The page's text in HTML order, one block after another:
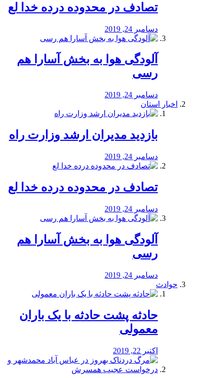
تصادف در محدوده درده خدا لع
دسامبر 24, 2019
آلودگی هوا به بخش آسارا هم
رسی
دسامبر 24, 2019
اخبار استان
بازدید مدیران ارشد وزارت راه
دسامبر 24, 2019
تصادف در محدوده درده خدا لع
دسامبر 24, 2019
آلودگی هوا به بخش آسارا هم
رسی
دسامبر 24, 2019
حوادث
️حادثه پشت حادثه با یک باران
معمولی
اکتبر 22, 2019